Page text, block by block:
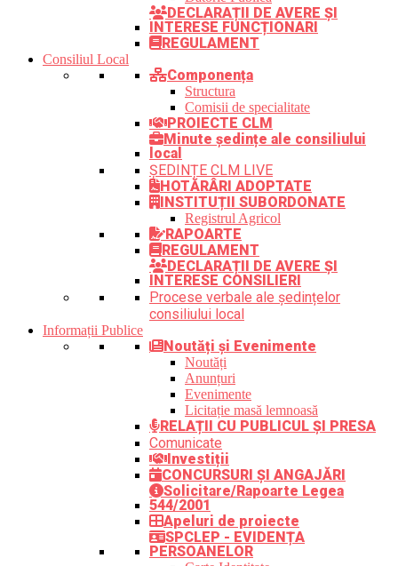
DECLARAȚII DE AVERE ȘI
INTERESE FUNCȚIONARI
REGULAMENT
Consiliul Local
Componența
Structura
Comisii de specialitate
PROIECTE CLM
Minute ședințe ale consiliului
local
ȘEDINȚE CLM LIVE
HOTĂRÂRI ADOPTATE
INSTITUȚII SUBORDONATE
Registrul Agricol
RAPOARTE
REGULAMENT
DECLARAȚII DE AVERE ȘI
INTERESE CONSILIERI
Procese verbale ale ședințelor
consiliului local
Informații Publice
Noutăți și Evenimente
Noutăți
Anunțuri
Evenimente
Licitație masă lemnoasă
RELAȚII CU PUBLICUL ȘI PRESA
Comunicate
Investiții
CONCURSURI ȘI ANGAJĂRI
Solicitare/Rapoarte Legea
544/2001
Apeluri de proiecte
SPCLEP - EVIDENȚA
PERSOANELOR